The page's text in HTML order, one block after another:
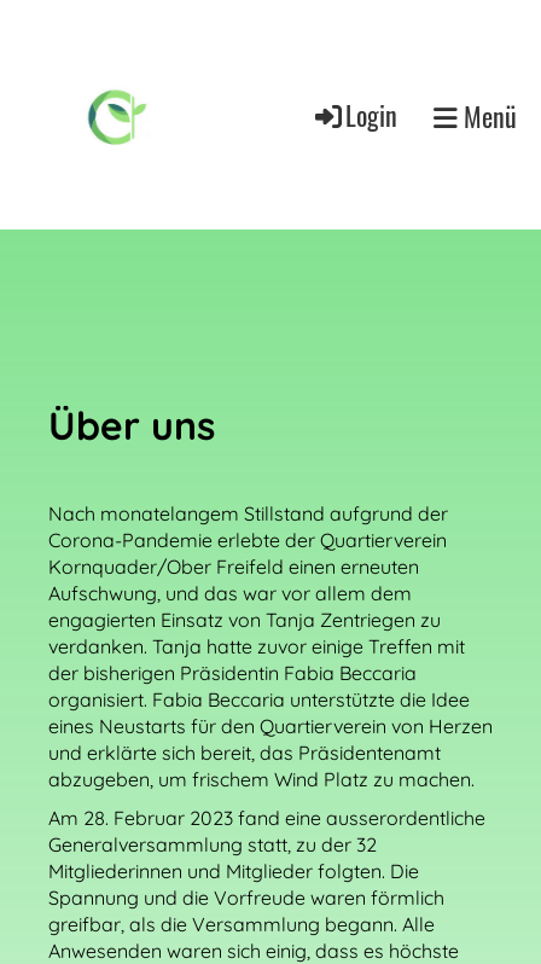
Login Menü
Über uns
Nach monatelangem Stillstand aufgrund der
Corona-Pandemie erlebte der Quartierverein
Kornquader/Ober Freifeld einen erneuten
Aufschwung, und das war vor allem dem
engagierten Einsatz von Tanja Zentriegen zu
verdanken. Tanja hatte zuvor einige Treffen mit
der bisherigen Präsidentin Fabia Beccaria
organisiert. Fabia Beccaria unterstützte die Idee
eines Neustarts für den Quartierverein von Herzen
und erklärte sich bereit, das Präsidentenamt
abzugeben, um frischem Wind Platz zu machen.
Am 28. Februar 2023 fand eine ausserordentliche
Generalversammlung statt, zu der 32
Mitgliederinnen und Mitglieder folgten. Die
Spannung und die Vorfreude waren förmlich
greifbar, als die Versammlung begann. Alle
Anwesenden waren sich einig, dass es höchste